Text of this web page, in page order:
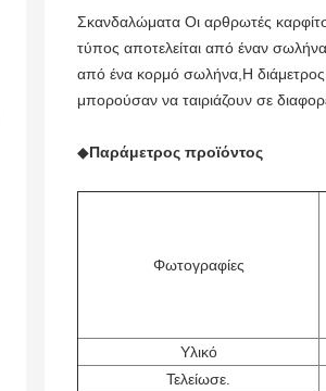
Σκανδαλώματα Οι αρθρωτές
τύπος αποτελείται από έναν
από ένα κορμό σωλήνα,Η διάμετρος
μπορούσαν να ταιριάζουν σε
◆Παράμετρος προϊόντος
Φωτογραφίες
Υλικό
Τελείωσε.